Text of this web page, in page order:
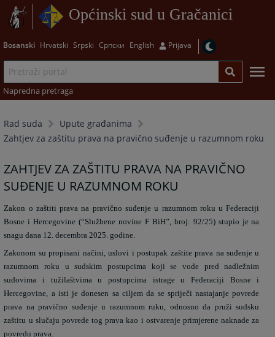
Općinski sud u Gračanici
Bosanski Hrvatski Srpski Српски English Prijava
Napredna pretraga
Rad suda
Upute građanima
Zahtjev za zaštitu prava na pravično suđenje u razumnom roku
ZAHTJEV ZA ZAŠTITU PRAVA NA PRAVIČNO
SUĐENJE U RAZUMNOM ROKU
Zakon o zaštiti prava na pravično suđenje u razumnom roku u Federaciji
Bosne i Hercegovine (“Službene novine F BiH”, broj: 92/25) stupio je na
snagu dana 12. decembra 2025. godine.
Zakonom su propisani načini, uslovi i postupak zaštite prava na suđenje u
razumnom roku u sudskim postupcima koji se vode pred nadležnim
sudovima i tužilaštvima u postupcima istrage u Federaciji Bosne i
Hercegovine, a isti je donesen sa ciljem da se spriječi nastajanje povrede
prava na pravično suđenje u razumnom ruku, odnosno da pruži sudsku
zaštitu u slučaju povrede tog prava kao i ostvarenje primjerene naknade za
povredu prava.